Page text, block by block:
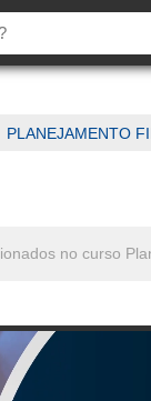
PLANEJAMENTO
no curso